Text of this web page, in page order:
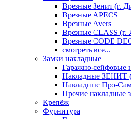
Врезные Зенит (г.
Врезные APECS
Врезные Avers
Врезные CLASS (г.
Врезные CODE
смотреть все...
Замки накладные
Гаражно-сейфовые
Накладные ЗЕНИТ
Накладные Про-Сам
Прочие накладные
Крепёж
Фурнитура